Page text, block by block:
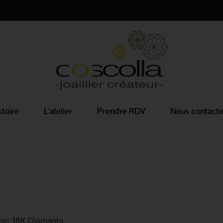
L’atelier Prendre RDV Nous
18K Diamants